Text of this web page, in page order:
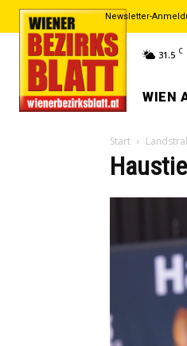
Newsletter-
31.5 C
WIEN
Start